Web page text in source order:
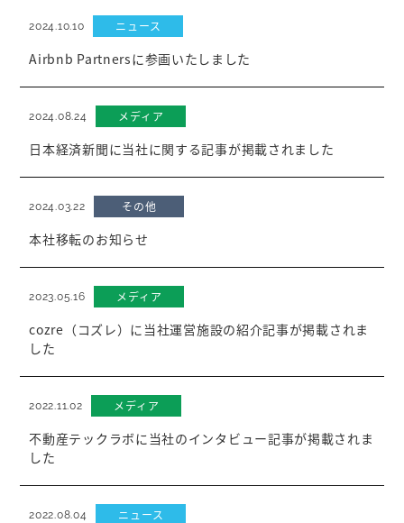
ニュース
2024.10.10
Airbnb Partnersに参画いたしました
メディア
2024.08.24
日本経済新聞に当社に関する記事が掲載されました
その他
2024.03.22
本社移転のお知らせ
メディア
2023.05.16
cozre（コズレ）に当社運営施設の紹介記事が掲載されま
した
メディア
2022.11.02
不動産テックラボに当社のインタビュー記事が掲載されま
した
ニュース
2022.08.04